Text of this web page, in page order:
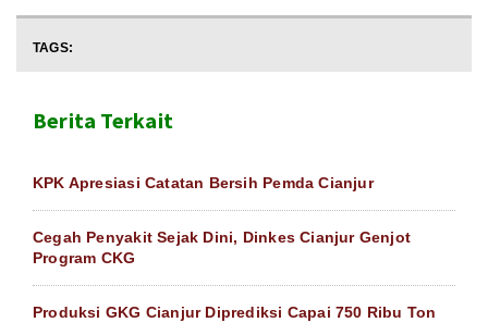
TAGS:
Berita Terkait
KPK Apresiasi Catatan Bersih Pemda Cianjur
Cegah Penyakit Sejak Dini, Dinkes Cianjur Genjot
Program CKG
Produksi GKG Cianjur Diprediksi Capai 750 Ribu Ton